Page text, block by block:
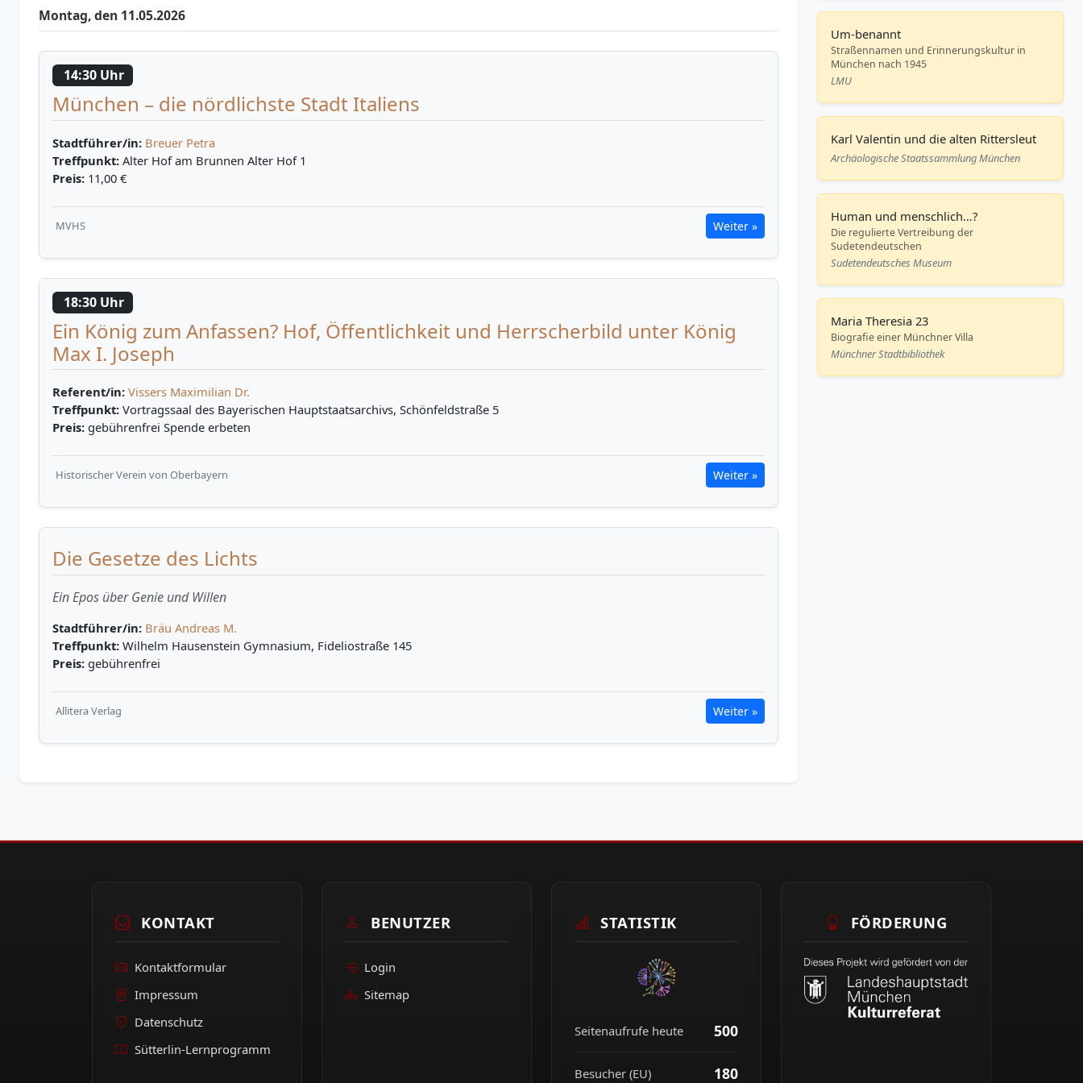
Montag, den 11.05.2026
14:30 Uhr
München – die nördlichste Stadt Italiens
Stadtführer/in: Breuer Petra
Treffpunkt: Alter Hof am Brunnen Alter Hof 1
Preis: 11,00 €
MVHS Weiter »
18:30 Uhr
Ein König zum Anfassen? Hof, Öffentlichkeit und Herrscherbild unter König
Max I. Joseph
Referent/in: Vissers Maximilian Dr.
Treffpunkt: Vortragssaal des Bayerischen Hauptstaatsarchivs, Schönfeldstraße 5
Preis: gebührenfrei Spende erbeten
Historischer Verein von Oberbayern Weiter »
Die Gesetze des Lichts
Ein Epos über Genie und Willen
Stadtführer/in: Bräu Andreas M.
Treffpunkt: Wilhelm Hausenstein Gymnasium, Fideliostraße 145
Preis: gebührenfrei
Allitera Verlag Weiter »
Um-benannt
Straßennamen und Erinnerungskultur in
München nach 1945
LMU
Karl Valentin und die alten Rittersleut
Archäologische Staatssammlung München
Human und menschlich…?
Die regulierte Vertreibung der
Sudetendeutschen
Sudetendeutsches Museum
Maria Theresia 23
Biografie einer Münchner Villa
Münchner Stadtbibliothek
KONTAKT
Kontaktformular
Impressum
Datenschutz
Sütterlin-Lernprogramm
BENUTZER
Login
Sitemap
STATISTIK
Seitenaufrufe heute 500
Besucher (EU) 180
FÖRDERUNG